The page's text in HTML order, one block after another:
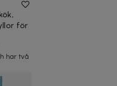
för
har två